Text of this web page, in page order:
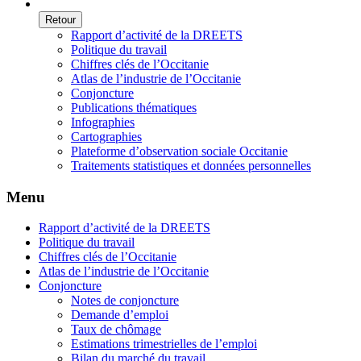
Retour
Rapport d’activité de la DREETS
Politique du travail
Chiffres clés de l’Occitanie
Atlas de l’industrie de l’Occitanie
Conjoncture
Publications thématiques
Infographies
Cartographies
Plateforme d’observation sociale Occitanie
Traitements statistiques et données personnelles
Menu
Rapport d’activité de la DREETS
Politique du travail
Chiffres clés de l’Occitanie
Atlas de l’industrie de l’Occitanie
Conjoncture
Notes de conjoncture
Demande d’emploi
Taux de chômage
Estimations trimestrielles de l’emploi